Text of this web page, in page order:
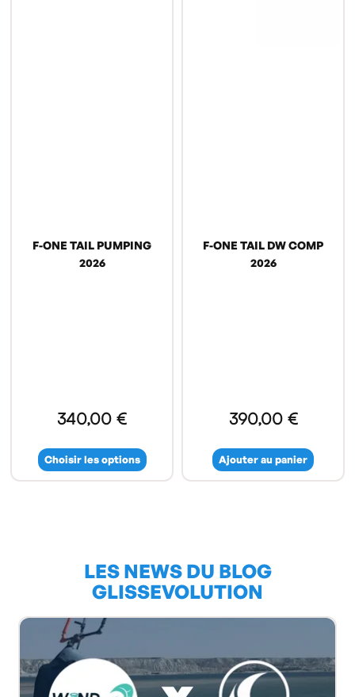
F-ONE TAIL PUMPING
2026
340,00 €
Choisir les options
F-ONE TAIL DW COMP
2026
390,00 €
Ajouter au panier
LES NEWS DU BLOG
GLISSEVOLUTION